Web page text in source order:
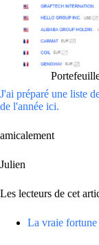
J'ai préparé une liste
de l'année ici.
amicalement
Julien
Les lecteurs de cet
La vraie